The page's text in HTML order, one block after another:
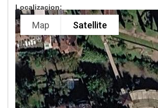
Localizacion:
Map Satellite